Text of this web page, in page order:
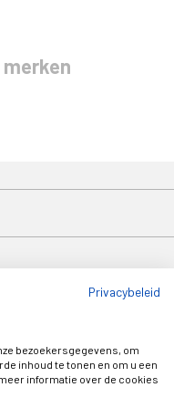
merken
Privacybeleid
bezoekersgegevens, om
inhoud te tonen en om u een
informatie over de cookies